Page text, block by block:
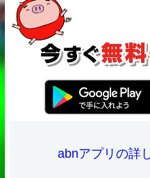
abnアプリの詳